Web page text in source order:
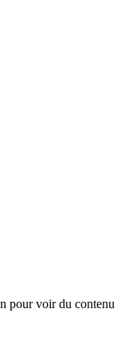
pour voir du contenu